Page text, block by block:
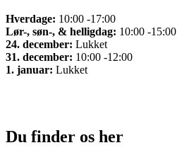
Hverdage: 10:00 -17:00
Lør-, søn-, & helligdag: 10:00 -15:00
24. december: Lukket
31. december: 10:00 -12:00
1. januar: Lukket
Du finder os her